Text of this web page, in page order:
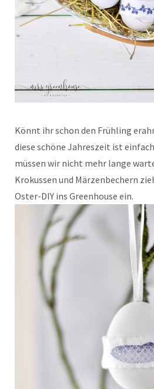
Könnt ihr schon den Frühling
diese schöne Jahreszeit ist
müssen wir nicht mehr lange
Krokussen und Märzenbechern
Oster-DIY ins Greenhouse ein.